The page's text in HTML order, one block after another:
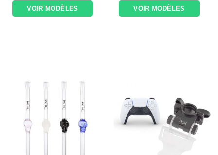
VOIR MODÈLES VOIR MODÈLES